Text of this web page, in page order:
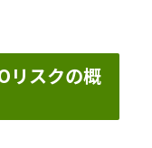
リスクの概